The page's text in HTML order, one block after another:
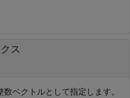
ス
ベクトルとして指定します。